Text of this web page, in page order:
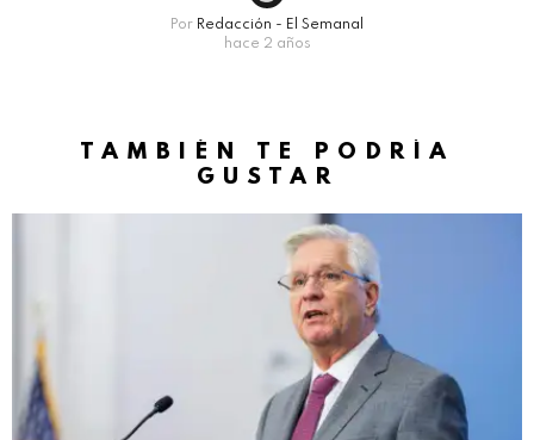
Por Redacción - El Semanal
hace 2 años
TAMBIÉN TE PODRÍA
GUSTAR